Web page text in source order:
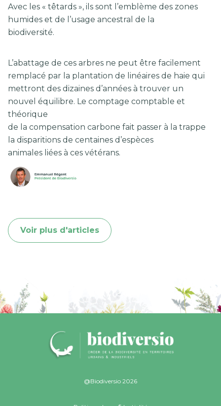
Avec les « têtards », ils sont l’emblème des zones
humides et de l’usage ancestral de la
biodiversité.
L’abattage de ces arbres ne peut être facilement
remplacé par la plantation de linéaires de haie qui
mettront des dizaines d’années à trouver un
nouvel équilibre. Le comptage comptable et
théorique
de la compensation carbone fait passer à la trappe
la disparitions de centaines d’espèces
animales liées à ces vétérans.
Voir plus d'articles
@Biodiversio 2026